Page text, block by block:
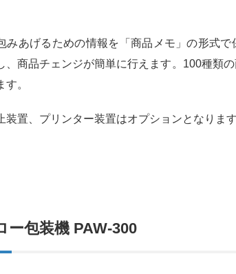
みあげるための情報を「商品メモ」の形式
、商品チェンジが簡単に行えます。100種類
す。
装置、プリンター装置はオプションとなります
ー包装機 PAW-300